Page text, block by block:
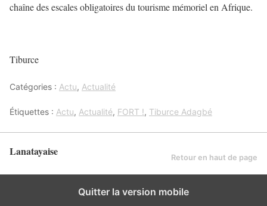
chaîne des escales obligatoires du tourisme mémoriel en Afrique.
Tiburce
Catégories : Actu, Actualité
Étiquettes : Actu, Actualité, FORT !, Tiburce Adagbé
Lanatayaise Retour en haut de page
Quitter la version mobile